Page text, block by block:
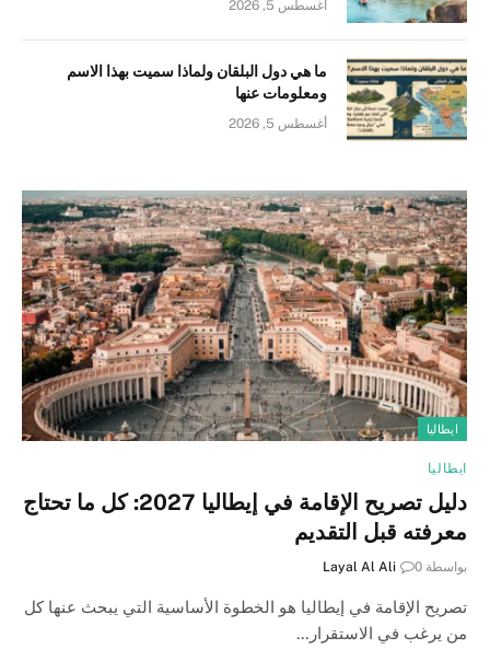
أغسطس 5, 2026
ما هي دول البلقان ولماذا سميت بهذا الاسم
ومعلومات عنها
أغسطس 5, 2026
ايطاليا
ايطاليا
دليل تصريح الإقامة في إيطاليا 2027: كل ما تحتاج
معرفته قبل التقديم
بواسطة Layal Al Ali 0
تصريح الإقامة في إيطاليا هو الخطوة الأساسية التي يبحث عنها كل
من يرغب في الاستقرار…